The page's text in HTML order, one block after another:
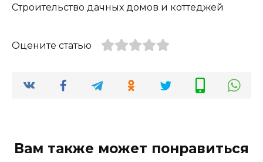
Строительство дачных домов и коттеджей
Оцените статью
Вам также может понравиться